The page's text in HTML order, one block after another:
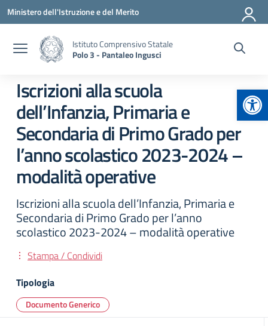
Vai ai contenuti
Vai al menu di navigazione
Vai al footer
Ministero dell'Istruzione e del Merito
Istituto Comprensivo Statale
Polo 3 - Pantaleo Ingusci
Iscrizioni alla scuola
dell’Infanzia, Primaria e
Secondaria di Primo Grado per
l’anno scolastico 2023-2024 –
modalità operative
Iscrizioni alla scuola dell’Infanzia, Primaria e
Secondaria di Primo Grado per l’anno
scolastico 2023-2024 – modalità operative
Stampa / Condividi
Tipologia
Documento Generico